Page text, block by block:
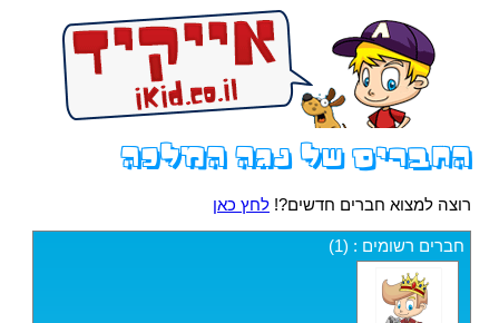
החברים של נגה המלכה
רוצה למצוא חברים חדשים?! לחץ כאן
חברים רשומים : (1)